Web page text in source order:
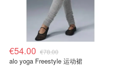
€54.00 €78.00
alo yoga Freestyle 运动裙